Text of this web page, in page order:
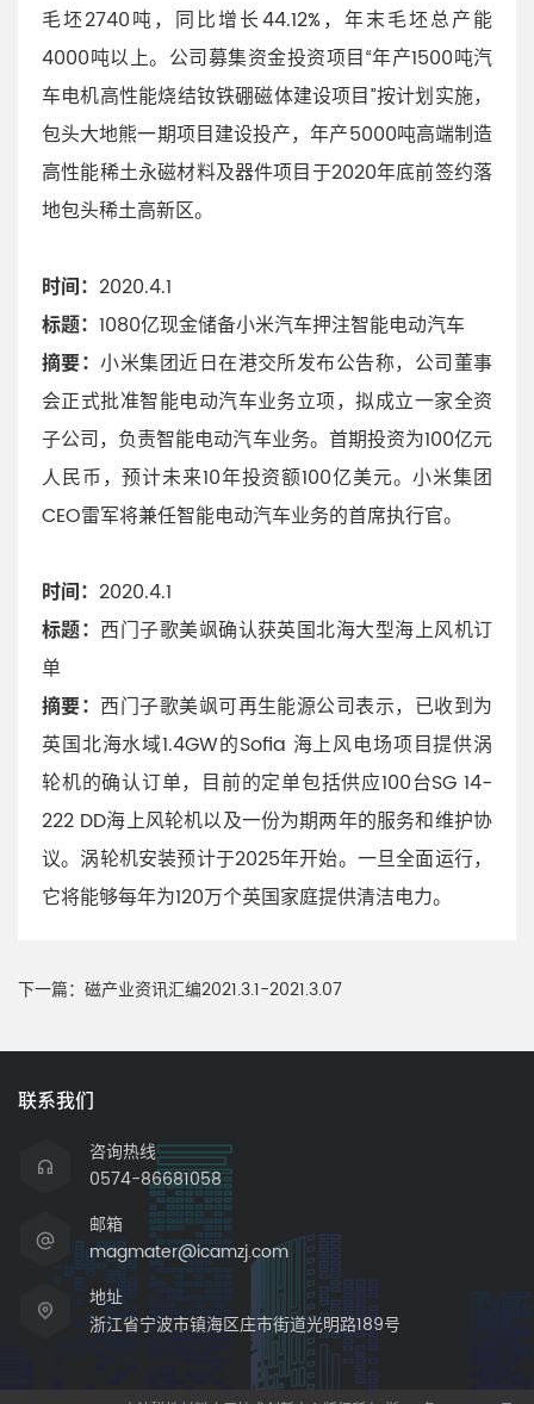
毛坯2740吨，同比增长44.12%，年末毛坯总产能
4000吨以上。公司募集资金投资项目“年产1500吨汽
车电机高性能烧结钕铁硼磁体建设项目”按计划实施，
包头大地熊一期项目建设投产，年产5000吨高端制造
高性能稀土永磁材料及器件项目于2020年底前签约落
地包头稀土高新区。
时间： 2020.4.1
标题： 1080亿现金储备小米汽车押注智能电动汽车
摘要：小米集团近日在港交所发布公告称，公司董事
会正式批准智能电动汽车业务立项，拟成立一家全资
子公司，负责智能电动汽车业务。首期投资为100亿元
人民币，预计未来10年投资额100亿美元。小米集团
CEO雷军将兼任智能电动汽车业务的首席执行官。
时间： 2020.4.1
标题： 西门子歌美飒确认获英国北海大型海上风机订
单
摘要： 西门子歌美飒可再生能源公司表示，已收到为
英国北海水域1.4GW的Sofia 海上风电场项目提供涡
轮机的确认订单，目前的定单包括供应100台SG 14-
222 DD海上风轮机以及一份为期两年的服务和维护协
议。涡轮机安装预计于2025年开始。一旦全面运行，
它将能够每年为120万个英国家庭提供清洁电力。
下一篇： 磁产业资讯汇编2021.3.1-2021.3.07
联系我们
咨询热线
0574-86681058
邮箱
magmater@icamzj.com
地址
浙江省宁波市镇海区庄市街道光明路189号